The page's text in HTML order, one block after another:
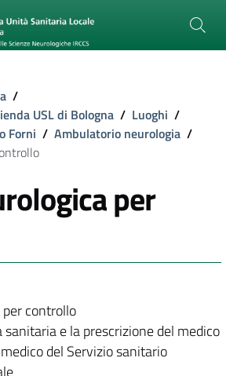
/
USL di Bologna / Luoghi /
Forni / Ambulatorio neurologia /
per
controllo
sanitaria e la prescrizione del medico
del Servizio sanitario